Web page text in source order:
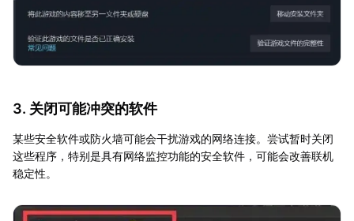
3. 关闭可能冲突的软件
某些安全软件或防火墙可能会干扰游戏的网络连接。尝试暂时关闭
这些程序，特别是具有网络监控功能的安全软件，可能会改善联机
稳定性。